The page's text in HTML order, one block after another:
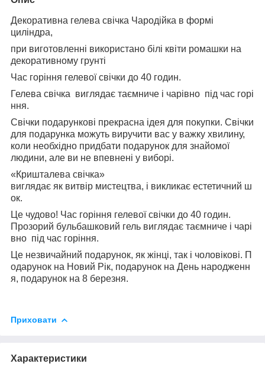
Декоративна гелева свічка Чародійка в формі
циліндра,
при виготовленні використано білі квіти ромашки на
декоративному грунті
Час горіння гелевої свічки до 40 годин.
Гелева свічка виглядає таємниче і чарівно під час горі
ння.
Свічки подарункові прекрасна ідея для покупки. Свічки
для подарунка можуть виручити вас у важку хвилину,
коли необхідно придбати подарунок для знайомої
людини, але ви не впевнені у виборі.
«Кришталева свічка»
виглядає як витвір мистецтва, і викликає естетичний ш
ок.
Це чудово! Час горіння гелевої свічки до 40 годин.
Прозорий бульбашковий гель виглядає таємниче і чарі
вно під час горіння.
Це незвичайний подарунок, як жінці, так і чоловікові. П
одарунок на Новий Рік, подарунок на День народженн
я, подарунок на 8 березня.
Приховати
Характеристики